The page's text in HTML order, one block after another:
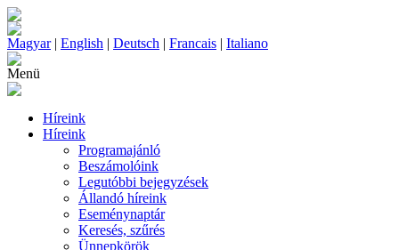
Magyar| English | Deutsch | Francais | Italiano
Menü
Híreink
Híreink
Programajánló
Beszámolóink
Legutóbbi bejegyzések
Állandó híreink
Eseménynaptár
Keresés, szűrés
Ünnepkörök